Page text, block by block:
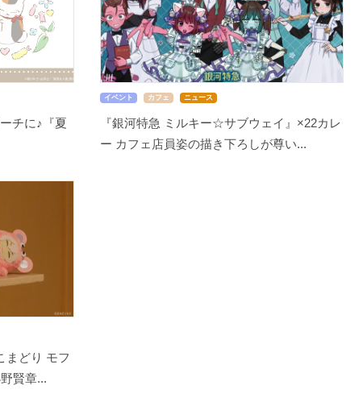
チに♪『夏
イベント カフェ ニュース
『銀河特急 ミルキー☆サブウェイ』×22カレ
ー カフェ店員姿の描き下ろしが尊い...
まどり モフ
賢章...